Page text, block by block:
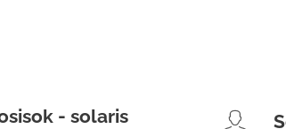
- solaris